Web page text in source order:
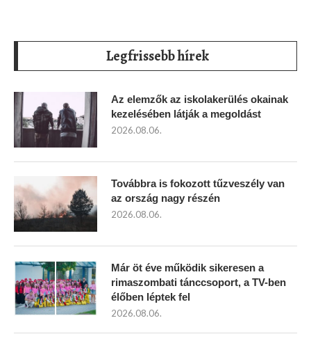
Legfrissebb hírek
Az elemzők az iskolakerülés okainak
kezelésében látják a megoldást
2026.08.06.
Továbbra is fokozott tűzveszély van
az ország nagy részén
2026.08.06.
Már öt éve működik sikeresen a
rimaszombati tánccsoport, a TV-ben
élőben léptek fel
2026.08.06.